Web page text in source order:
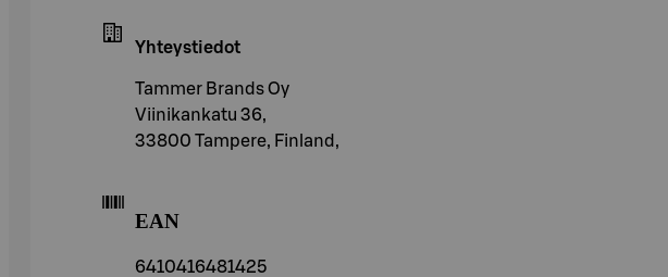
Yhteystiedot
Tammer Brands Oy
Viinikankatu 36,
33800 Tampere, Finland,
EAN
6410416481425